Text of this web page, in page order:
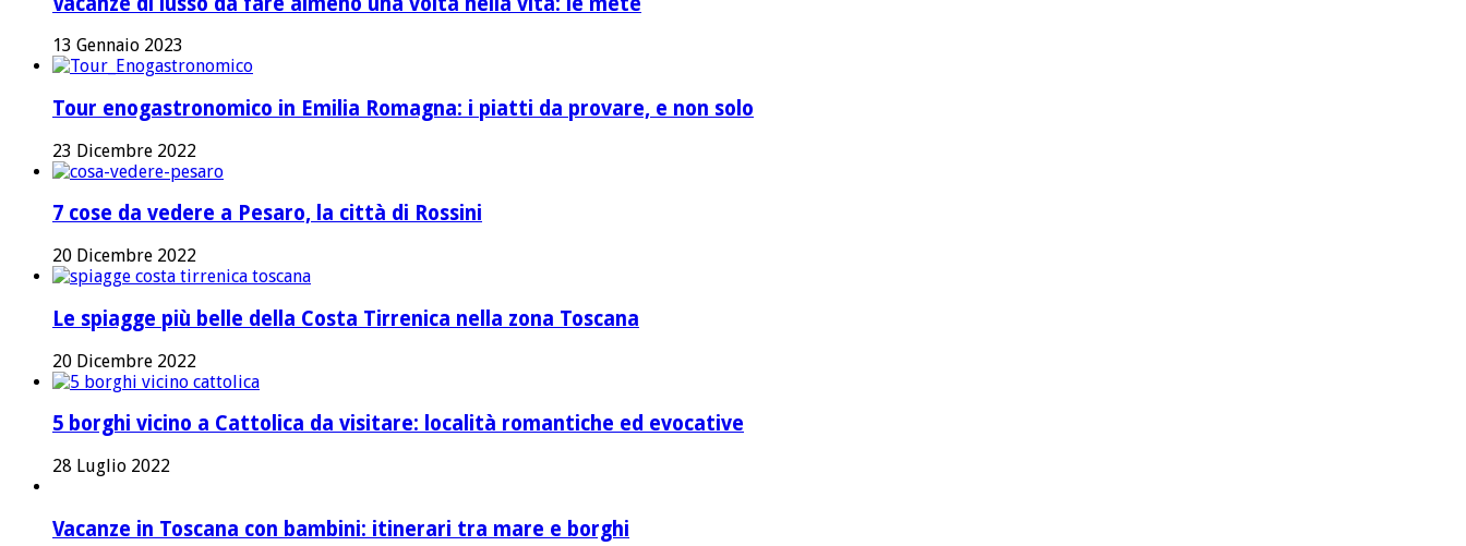
13 Gennaio 2023
Tour enogastronomico in Emilia Romagna: i piatti da provare, e non solo
23 Dicembre 2022
7 cose da vedere a Pesaro, la città di Rossini
20 Dicembre 2022
Le spiagge più belle della Costa Tirrenica nella zona Toscana
20 Dicembre 2022
5 borghi vicino a Cattolica da visitare: località romantiche ed evocative
28 Luglio 2022
Vacanze in Toscana con bambini: itinerari tra mare e borghi